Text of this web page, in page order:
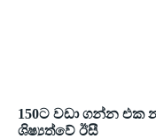
150ට වඩා ගන්න එක
ශිෂ්‍යත්වේ ඊසී